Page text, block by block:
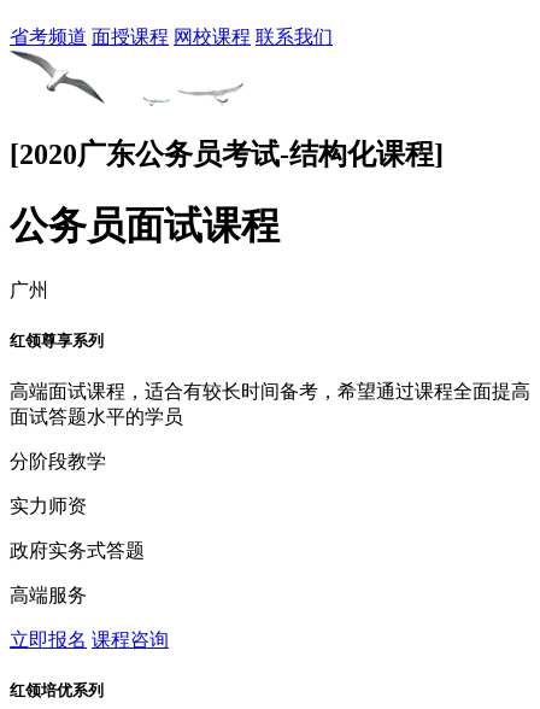
省考频道 面授课程 网校课程 联系我们
[2020广东公务员考试-结构化课程]
公务员面试课程
广州
红领尊享系列
高端面试课程，适合有较长时间备考，希望通过课程全面提高
面试答题水平的学员
分阶段教学
实力师资
政府实务式答题
高端服务
立即报名 课程咨询
红领培优系列